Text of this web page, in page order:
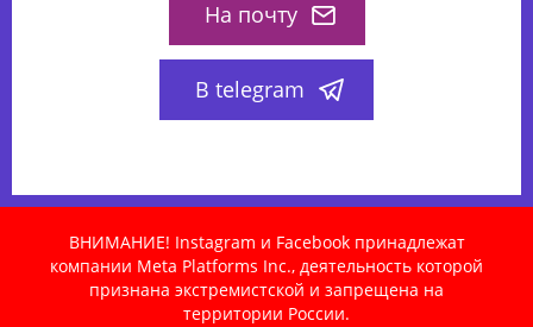
На почту
В telegram
ВНИМАНИЕ! Instagram и Facebook принадлежат
компании Meta Platforms Inc., деятельность которой
признана экстремистской и запрещена на
территории России.